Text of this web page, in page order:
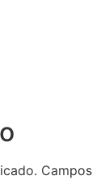
Campos